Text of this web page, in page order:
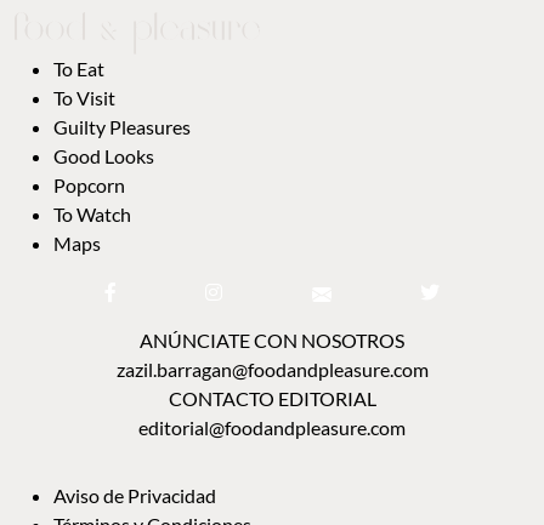
To Eat
To Visit
Guilty Pleasures
Good Looks
Popcorn
To Watch
Maps
ANÚNCIATE CON NOSOTROS
zazil.barragan@foodandpleasure.com
CONTACTO EDITORIAL
editorial@foodandpleasure.com
Aviso de Privacidad